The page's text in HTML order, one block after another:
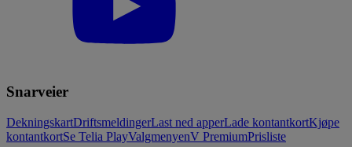
Snarveier
DekningskartDriftsmeldingerLast ned apperLade kontantkortKjøpe
kontantkortSe Telia PlayValgmenyenV PremiumPrisliste